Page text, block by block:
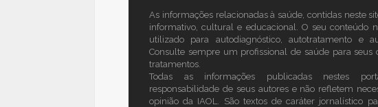
As informações relacionadas à saúde, contidas neste
informativo, cultural e educacional. O seu conteúdo
utilizado para autodiagnóstico, autotratamento e
Consulte sempre um profissional de saúde para seus
tratamentos.
Todas as informações publicadas nestes
responsabilidade de seus autores e não refletem
opinião da IAOL. São textos de caráter jornalístico